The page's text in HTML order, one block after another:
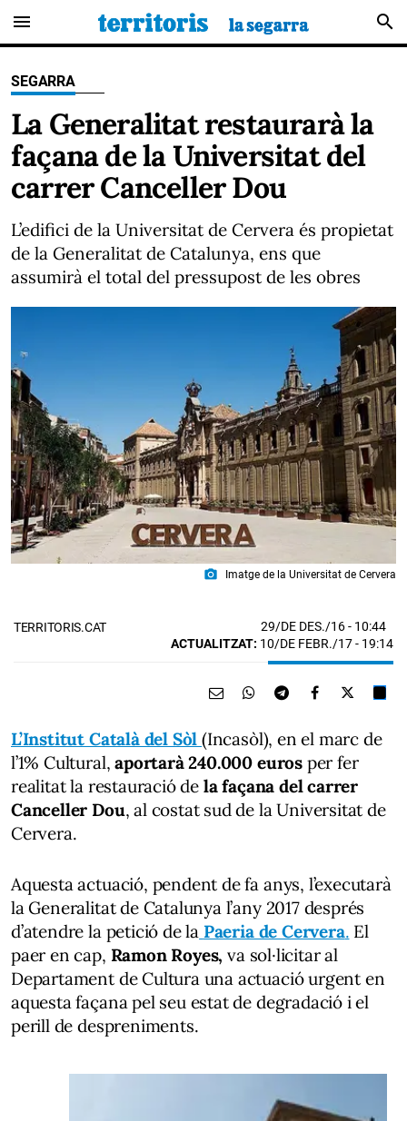
menu search
SEGARRA
La Generalitat restaurarà la
façana de la Universitat del
carrer Canceller Dou
L’edifici de la Universitat de Cervera és propietat
de la Generalitat de Catalunya, ens que
assumirà el total del pressupost de les obres
photo_camera Imatge de la Universitat de Cervera
TERRITORIS.CAT 29/DE DES./16- 10:44
ACTUALITZAT: 10/DE FEBR./17 - 19:14
L’Institut Català del Sòl(Incasòl), en el marc de
l’1% Cultural,aportarà 240.000 eurosper fer
realitat la restauració de la façana del carrer
Canceller Dou, al costat sud de la Universitat de
Cervera.
Aquesta actuació, pendent de fa anys, l’executarà
la Generalitat de Catalunya l’any 2017 després
d’atendre la petició de la Paeria de Cervera. El
paer en cap, Ramon Royes, va sol·licitar al
Departament de Cultura una actuació urgent en
aquesta façana pel seu estat de degradació i el
perill de despreniments.